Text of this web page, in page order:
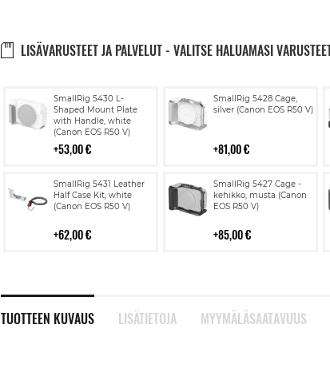
LISÄVARUSTEET JA PALVELUT - VALITSE HALUAMASI
SmallRig 5430 L-
Shaped Mount Plate
with Handle, white
(Canon EOS R50 V)
53,00 €
Lisää
ostoskoriin
SmallRig 5428 Cage,
silver (Canon EOS R50 V)
81,00 €
Lisää
ostoskoriin
SmallRig 5431 Leather
Half Case Kit, white
(Canon EOS R50 V)
62,00 €
Lisää
ostoskoriin
SmallRig 5427 Cage -
kehikko, musta (Canon
EOS R50 V)
85,00 €
Lisää
ostoskoriin
TUOTTEEN KUVAUS LISÄTIETOJA MYYMÄLÄSAATAVUUS